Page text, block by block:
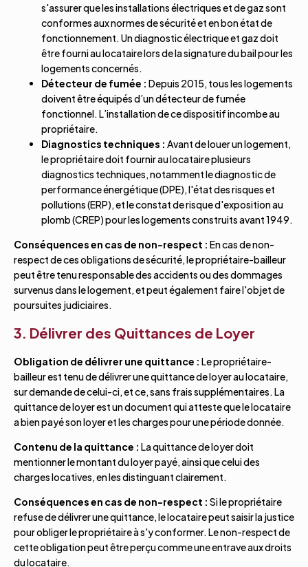
s'assurer que les installations électriques et de gaz sont
conformes aux normes de sécurité et en bon état de
fonctionnement. Un diagnostic électrique et gaz doit
être fourni au locataire lors de la signature du bail pour les
logements concernés.
Détecteur de fumée : Depuis 2015, tous les logements
doivent être équipés d’un détecteur de fumée
fonctionnel. L’installation de ce dispositif incombe au
propriétaire.
Diagnostics techniques : Avant de louer un logement,
le propriétaire doit fournir au locataire plusieurs
diagnostics techniques, notamment le diagnostic de
performance énergétique (DPE), l'état des risques et
pollutions (ERP), et le constat de risque d'exposition au
plomb (CREP) pour les logements construits avant 1949.
Conséquences en cas de non-respect : En cas de non-
respect de ces obligations de sécurité, le propriétaire-bailleur
peut être tenu responsable des accidents ou des dommages
survenus dans le logement, et peut également faire l'objet de
poursuites judiciaires.
3. Délivrer des Quittances de Loyer
Obligation de délivrer une quittance : Le propriétaire-
bailleur est tenu de délivrer une quittance de loyer au locataire,
sur demande de celui-ci, et ce, sans frais supplémentaires. La
quittance de loyer est un document qui atteste que le locataire
a bien payé son loyer et les charges pour une période donnée.
Contenu de la quittance : La quittance de loyer doit
mentionner le montant du loyer payé, ainsi que celui des
charges locatives, en les distinguant clairement.
Conséquences en cas de non-respect : Si le propriétaire
refuse de délivrer une quittance, le locataire peut saisir la justice
pour obliger le propriétaire à s'y conformer. Le non-respect de
cette obligation peut être perçu comme une entrave aux droits
du locataire.